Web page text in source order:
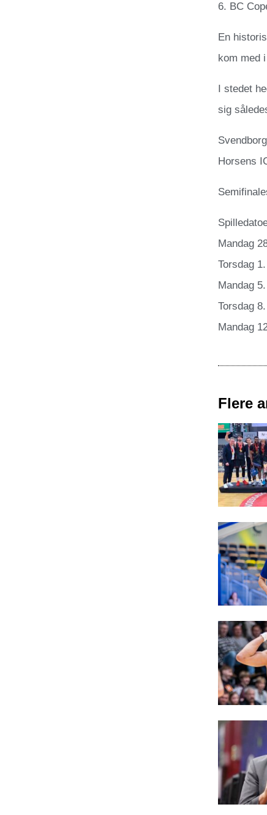
6. BC
En
kom med
I stedet
sig
Horsens
Mandag
Torsdag
Mandag
Torsdag
Mandag
Flere